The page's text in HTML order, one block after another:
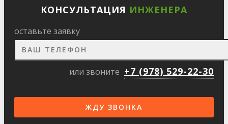
КОНСУЛЬТАЦИЯ ИНЖЕНЕРА
оставьте заявку
или звоните +7 (978) 529-22-30